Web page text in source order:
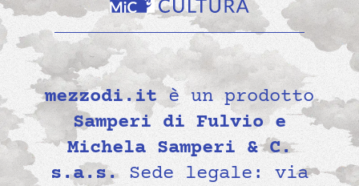
mezzodi.it è un prodotto
Samperi di Fulvio e
Michela Samperi & C.
s.a.s.Sede legale: via